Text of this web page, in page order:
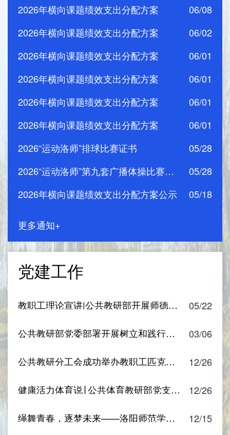
2026年横向课题绩效支出分配方案
06/08
2026年横向课题绩效支出分配方案
06/02
2026年横向课题绩效支出分配方案
06/01
2026年横向课题绩效支出分配方案
06/01
2026年横向课题绩效支出分配方案
06/01
2026年横向课题绩效支出分配方案
06/01
2026“运动洛师”排球比赛证书
05/28
2026“运动洛师”第九套广播体操比赛证书
05/28
2026年横向课题绩效支出分配方案公示
05/18
更多通知+
党建工作
教职工理论宣讲|公共教研部开展师德师风专题理论宣讲 05/22
公共教研部党委部署开展树立和践行正确政绩观学习教育 03/06
公共教研分工会成功举办教职工匹克球健身活动 12/26
健康活力体育说∣ 公共体育教研部党支部开展教职工匹克球健身教学交流活动 12/26
绳舞青春，逐梦未来——洛阳师范学院公共体育教研部“希望跳动”党日活动圆满举行 12/15